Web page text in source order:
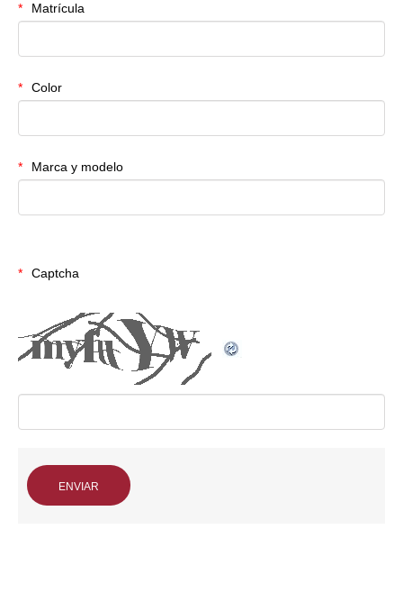
Matrícula
Color
Marca y modelo
Captcha